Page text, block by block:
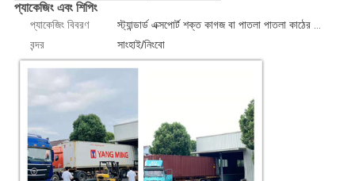
প্যাকেজিং এবং শিপিং
প্যাকেজিং বিবরণ স্ট্যান্ডার্ড এক্সপোর্ট শক্ত কাগজ বা পাতলা পাতলা কাঠের কেস 1 পিসি/বক্স
বন্দর সাংহাই/নিংবো